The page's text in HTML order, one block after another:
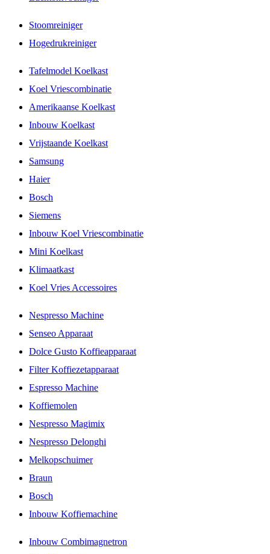
Stoomreiniger
Hogedrukreiniger
Tafelmodel Koelkast
Koel Vriescombinatie
Amerikaanse Koelkast
Inbouw Koelkast
Vrijstaande Koelkast
Samsung
Haier
Bosch
Siemens
Inbouw Koel Vriescombinatie
Mini Koelkast
Klimaatkast
Koel Vries Accessoires
Nespresso Machine
Senseo Apparaat
Dolce Gusto Koffieapparaat
Filter Koffiezetapparaat
Espresso Machine
Koffiemolen
Nespresso Magimix
Nespresso Delonghi
Melkopschuimer
Braun
Bosch
Inbouw Koffiemachine
Inbouw Combimagnetron